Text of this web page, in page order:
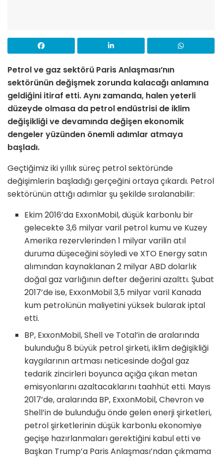
Petrol ve gaz sektörü Paris Anlaşması’nın
sektörünün değişmek zorunda kalacağı anlamına
geldiğini itiraf etti. Aynı zamanda, halen yeterli
düzeyde olmasa da petrol endüstrisi de iklim
değişikliği ve devamında değişen ekonomik
dengeler yüzünden önemli adımlar atmaya
başladı.
Geçtiğimiz iki yıllık süreç petrol sektöründe
değişimlerin başladığı gerçeğini ortaya çıkardı. Petrol
sektörünün attığı adımlar şu şekilde sıralanabilir:
Ekim 2016’da ExxonMobil, düşük karbonlu bir
gelecekte 3,6 milyar varil petrol kumu ve Kuzey
Amerika rezervlerinden 1 milyar varilin atıl
duruma düşeceğini söyledi ve XTO Energy satın
alımından kaynaklanan 2 milyar ABD dolarlık
doğal gaz varlığının defter değerini azalttı. Şubat
2017’de ise, ExxonMobil 3,5 milyar varil Kanada
kum petrolünün maliyetini yüksek bularak iptal
etti.
BP, ExxonMobil, Shell ve Total’in de aralarında
bulunduğu 8 büyük petrol şirketi, iklim değişikliği
kaygılarının artması neticesinde doğal gaz
tedarik zincirleri boyunca açığa çıkan metan
emisyonlarını azaltacaklarını taahhüt etti. Mayıs
2017’de, aralarında BP, ExxonMobil, Chevron ve
Shell’in de bulunduğu önde gelen enerji şirketleri,
petrol şirketlerinin düşük karbonlu ekonomiye
geçişe hazırlanmaları gerektiğini kabul etti ve
Başkan Trump’a Paris Anlaşması’ndan çıkmama